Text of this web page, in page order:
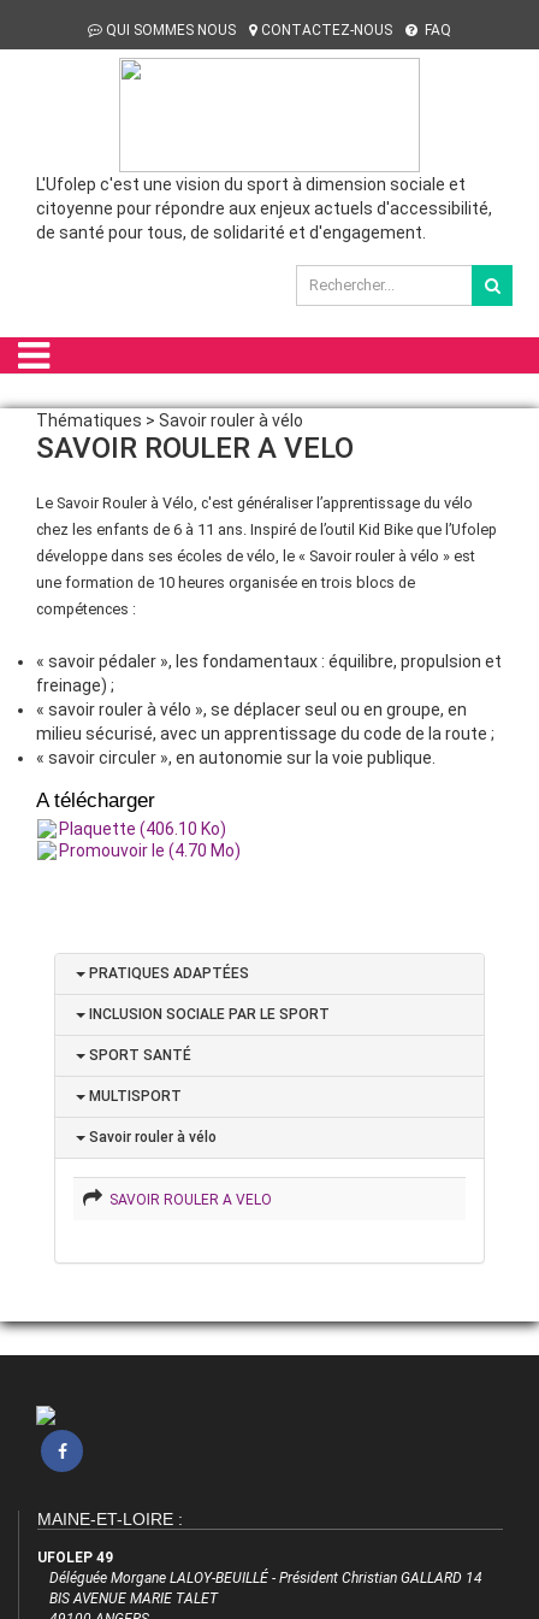
QUI SOMMES NOUS CONTACTEZ-NOUS FAQ
L'Ufolep c'est une vision du sport à dimension sociale et
citoyenne pour répondre aux enjeux actuels d'accessibilité,
de santé pour tous, de solidarité et d'engagement.
Thématiques > Savoir rouler à vélo
SAVOIR ROULER A VELO
Le Savoir Rouler à Vélo, c'est généraliser l’apprentissage du vélo
chez les enfants de 6 à 11 ans. Inspiré de l’outil Kid Bike que l’Ufolep
développe dans ses écoles de vélo, le « Savoir rouler à vélo » est
une formation de 10 heures organisée en trois blocs de
compétences :
« savoir pédaler », les fondamentaux : équilibre, propulsion et
freinage) ;
« savoir rouler à vélo », se déplacer seul ou en groupe, en
milieu sécurisé, avec un apprentissage du code de la route ;
« savoir circuler », en autonomie sur la voie publique.
A télécharger
Plaquette (406.10 Ko)
Promouvoir le (4.70 Mo)
PRATIQUES ADAPTÉES
INCLUSION SOCIALE PAR LE SPORT
SPORT SANTÉ
MULTISPORT
Savoir rouler à vélo
SAVOIR ROULER A VELO
MAINE-ET-LOIRE :
UFOLEP 49
Déléguée Morgane LALOY-BEUILLÉ - Président Christian GALLARD 14
BIS AVENUE MARIE TALET